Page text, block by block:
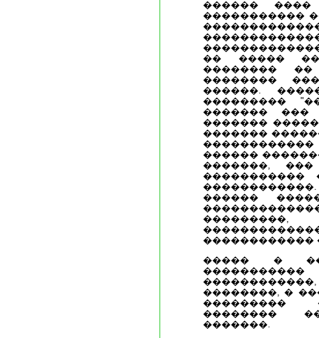
������ ����
�����������
�� �����
�������� ��
��������
������.
���������
������� ���
�������
�������
������
�������,
�����������
������
������������
����� �
��������, �
���������
��������
�������.